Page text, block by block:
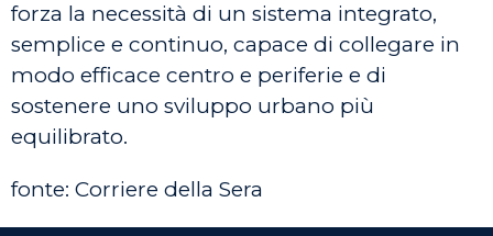
forza la necessità di un sistema integrato,
semplice e continuo, capace di collegare in
modo efficace centro e periferie e di
sostenere uno sviluppo urbano più
equilibrato.
fonte: Corriere della Sera